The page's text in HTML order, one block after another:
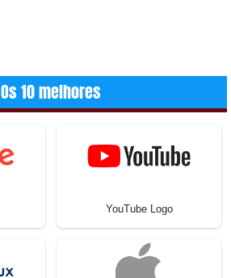
Os 10 melhores
YouTube Logo